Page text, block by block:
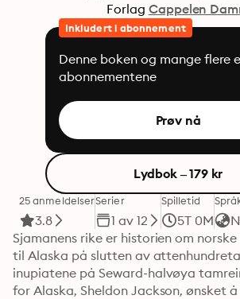
Forlag Cappelen
Inkludert i abonnement
Denne boken og mange flere
abonnementene
Prøv nå
Lydbok – 179 kr
25 anmeldelser
3.8
Serier
1 av 12
Spilletid
5T 0M
Sjamanens rike er historien om
til Alaska på slutten av
inupiatene på Seward-halvøya
for Alaska, Sheldon Jackson, ønsket